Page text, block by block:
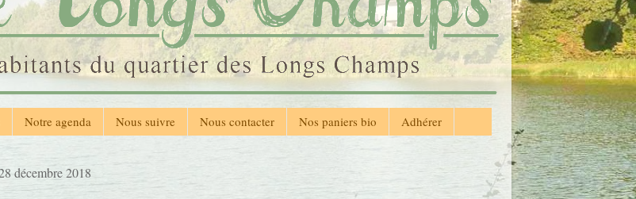
Notre agenda Nous suivre Nous contacter Nos paniers bio Adhérer
décembre 2018